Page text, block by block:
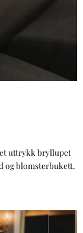
uttrykk bryllupet
og blomsterbukett.